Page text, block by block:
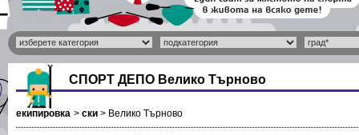
СПОРТ ДЕПО Велико Търново
екипировка > ски > Велико Търново